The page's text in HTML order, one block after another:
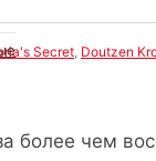
Secret, Doutzen
более чем